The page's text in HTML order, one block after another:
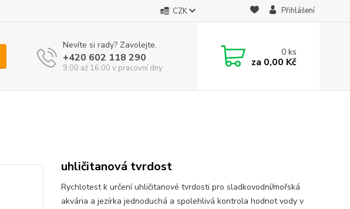
CZK Přihlášení
Nevíte si rady? Zavolejte.
+420 602 118 290
9:00 až 16:00 v pracovní dny
0ks
za 0,00 Kč
uhličitanová tvrdost
Rychlotest k určení uhličitanové tvrdosti pro sladkovodní/mořská
akvária a jezírka jednoduchá a spolehlivá kontrola hodnot vody v